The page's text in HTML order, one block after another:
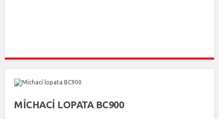
MÍCHACÍ LOPATA BC900